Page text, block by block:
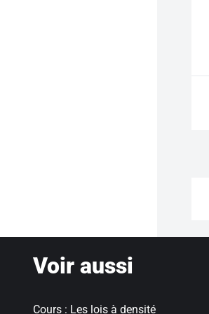
Voir aussi
Cours : Les lois à densité